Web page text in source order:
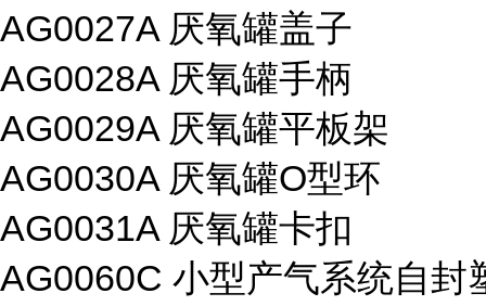
AG0027A 厌氧罐盖子
AG0028A 厌氧罐手柄
AG0029A 厌氧罐平板架
AG0030A 厌氧罐O型环
AG0031A 厌氧罐卡扣
AG0060C 小型产气系统自封